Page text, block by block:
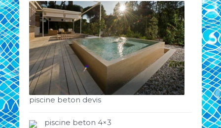
piscine beton devis
piscine beton 4×3